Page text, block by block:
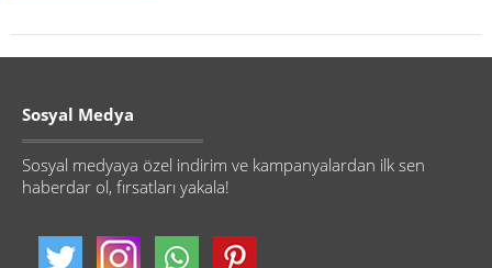
Sosyal Medya
Sosyal medyaya özel indirim ve kampanyalardan ilk sen
haberdar ol, fırsatları yakala!